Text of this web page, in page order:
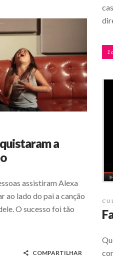
1
a
assistiram Alexa
ao lado do pai a canção
O sucesso foi tão
COMPARTILHAR